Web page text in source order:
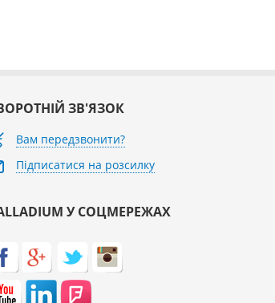
ЗВ'ЯЗОК
Вам передзвонити?
Підписатися на розсилку
У СОЦМЕРЕЖАХ